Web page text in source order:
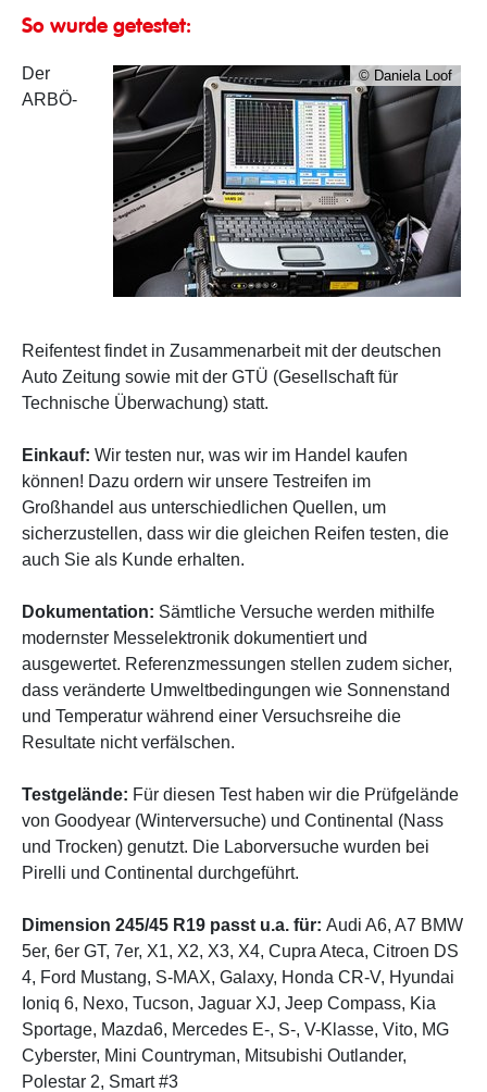
So wurde getestet:
© Daniela Loof
Der
ARBÖ-
Reifentest findet in Zusammenarbeit mit der deutschen
Auto Zeitung sowie mit der GTÜ (Gesellschaft für
Technische Überwachung) statt.
Einkauf: Wir testen nur, was wir im Handel kaufen
können! Dazu ordern wir unsere Testreifen im
Großhandel aus unterschiedlichen Quellen, um
sicherzustellen, dass wir die gleichen Reifen testen, die
auch Sie als Kunde erhalten.
Dokumentation: Sämtliche Versuche werden mithilfe
modernster Messelektronik dokumentiert und
ausgewertet. Referenzmessungen stellen zudem sicher,
dass veränderte Umweltbedingungen wie Sonnenstand
und Temperatur während einer Versuchsreihe die
Resultate nicht verfälschen.
Testgelände: Für diesen Test haben wir die Prüfgelände
von Goodyear (Winterversuche) und Continental (Nass
und Trocken) genutzt. Die Laborversuche wurden bei
Pirelli und Continental durchgeführt.
Dimension 245/45 R19 passt u.a. für: Audi A6, A7 BMW
5er, 6er GT, 7er, X1, X2, X3, X4, Cupra Ateca, Citroen DS
4, Ford Mustang, S-MAX, Galaxy, Honda CR-V, Hyundai
Ioniq 6, Nexo, Tucson, Jaguar XJ, Jeep Compass, Kia
Sportage, Mazda6, Mercedes E-, S-, V-Klasse, Vito, MG
Cyberster, Mini Countryman, Mitsubishi Outlander,
Polestar 2, Smart #3